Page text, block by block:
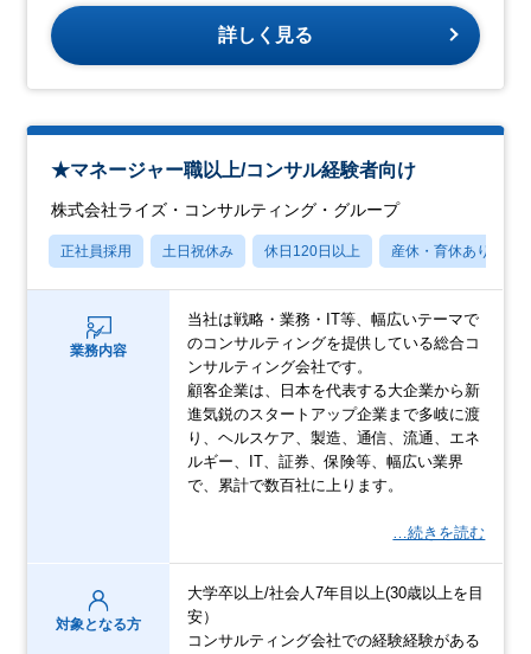
詳しく見る
★マネージャー職以上/コンサル経験者向け
株式会社ライズ・コンサルティング・グループ
正社員採用 土日祝休み 休日120日以上 産休・育休あり
業務内容
当社は戦略・業務・IT等、幅広いテーマで
のコンサルティングを提供している総合コ
ンサルティング会社です。
顧客企業は、日本を代表する大企業から新
進気鋭のスタートアップ企業まで多岐に渡
り、ヘルスケア、製造、通信、流通、エネ
ルギー、IT、証券、保険等、幅広い業界
で、累計で数百社に上ります。
…続きを読む
対象となる方
大学卒以上/社会人7年目以上(30歳以上を目
安）
コンサルティング会社での経験経験がある